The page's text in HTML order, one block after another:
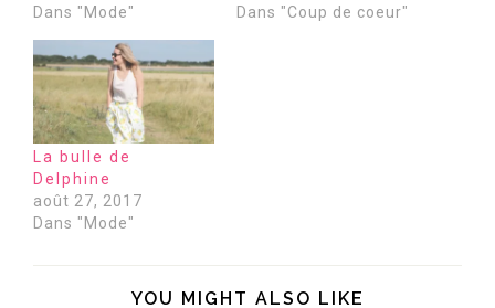
Dans "Mode"
Dans "Coup de coeur"
La bulle de
Delphine
août 27, 2017
Dans "Mode"
YOU MIGHT ALSO LIKE